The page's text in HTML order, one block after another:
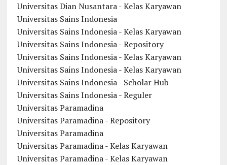
Universitas Dian Nusantara - Kelas Karyawan
Universitas Sains Indonesia
Universitas Sains Indonesia - Kelas Karyawan
Universitas Sains Indonesia - Repository
Universitas Sains Indonesia - Kelas Karyawan
Universitas Sains Indonesia - Kelas Karyawan
Universitas Sains Indonesia - Scholar Hub
Universitas Sains Indonesia - Reguler
Universitas Paramadina
Universitas Paramadina - Repository
Universitas Paramadina
Universitas Paramadina - Kelas Karyawan
Universitas Paramadina - Kelas Karyawan